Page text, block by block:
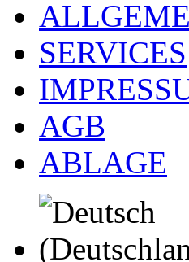
SERVICES
AGB
ABLAGE